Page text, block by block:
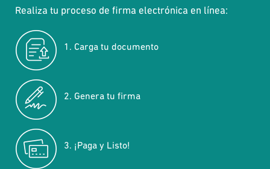
Realiza tu proceso de firma electrónica en línea:
1. Carga tu documento
2. Genera tu firma
3. ¡Paga y Listo!